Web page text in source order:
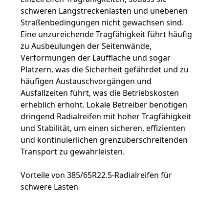
schweren Langstreckenlasten und unebenen
Straßenbedingungen nicht gewachsen sind.
Eine unzureichende Tragfähigkeit führt häufig
zu Ausbeulungen der Seitenwände,
Verformungen der Lauffläche und sogar
Platzern, was die Sicherheit gefährdet und zu
häufigen Austauschvorgängen und
Ausfallzeiten führt, was die Betriebskosten
erheblich erhöht. Lokale Betreiber benötigen
dringend Radialreifen mit hoher Tragfähigkeit
und Stabilität, um einen sicheren, effizienten
und kontinuierlichen grenzüberschreitenden
Transport zu gewährleisten.
Vorteile von 385/65R22.5-Radialreifen für
schwere Lasten